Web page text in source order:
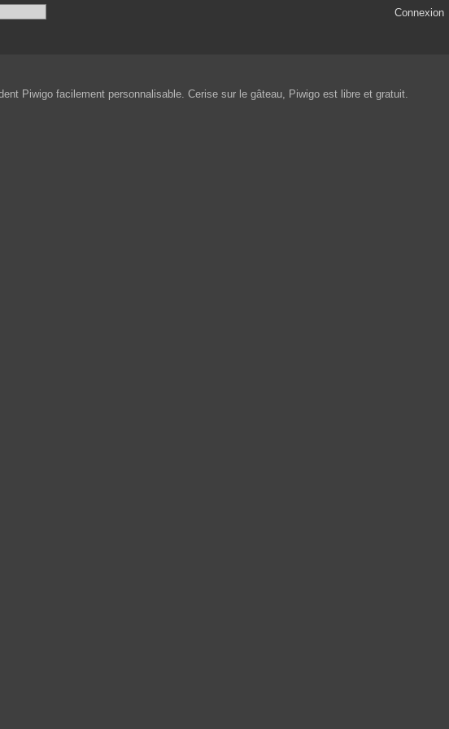
Connexion
Piwigo facilement personnalisable. Cerise sur le gâteau, Piwigo est libre et gratuit.